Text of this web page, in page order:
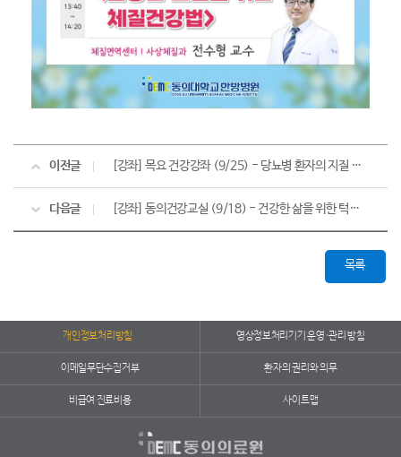
이전글 [강좌] 목요 건강강좌 (9/25) - 당뇨병 환자의 지질 관리
다음글 [강좌] 동의건강교실 (9/18) - 건강한 삶을 위한 턱관절 관리
목록
개인정보처리방침 영상정보처리기기 운영·관리 방침
이메일무단수집거부 환자의 권리와 의무
비급여 진료비용 사이트맵